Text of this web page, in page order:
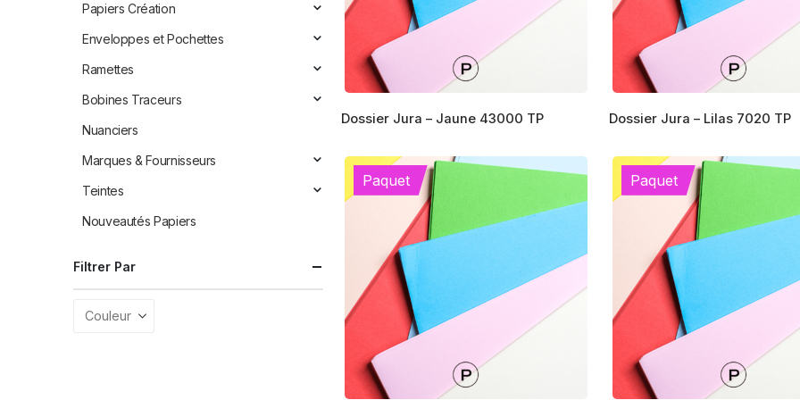
sur
page
du
produit
sur
page
du
produit
produit
plusieurs
variations.
peuvent
choisies
sur
page
du
Dossier Jura – Jaune 43000 TP Dossier Jura – Lilas 7020 TP
Paquet Paquet
Papiers Création
Enveloppes et Pochettes
Ramettes
Bobines Traceurs
Nuanciers
Marques & Fournisseurs
Teintes
Nouveautés Papiers
Filtrer Par